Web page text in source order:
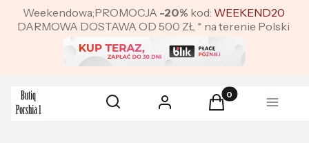
Weekendowa;PROMOCJA -20% kod: WEEKEND20
DARMOWA DOSTAWA OD 500 ZŁ * na terenie Polski
Otwórz wyszukiwarkę
Szukaj Zaloguj się Produkty w
Koszyk Menu